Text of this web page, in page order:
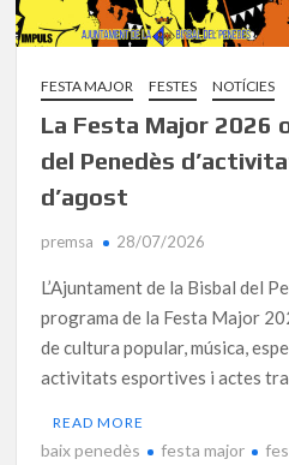
FESTA MAJOR FESTES NOTÍCIES
La Festa Major 2026
del Penedès
d’agost
premsa 28/07/2026
L’Ajuntament de la Bisbal del
programa de la Festa Major
de cultura popular, música,
activitats esportives i actes
READ MORE
baix penedès festa major